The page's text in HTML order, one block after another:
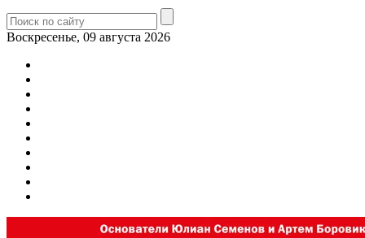
Воскресенье, 09 августа 2026